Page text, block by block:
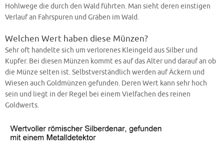
Hohlwege die durch den Wald führten. Man sieht deren einstigen
Verlauf an Fahrspuren und Gräben im Wald.
Welchen Wert haben diese Münzen?
Sehr oft handelte sich um verlorenes Kleingeld aus Silber und
Kupfer. Bei diesen Münzen kommt es auf das Alter und darauf an ob
die Münze selten ist. Selbstverständlich werden auf Äckern und
Wiesen auch Goldmünzen gefunden. Deren Wert kann sehr hoch
sein und liegt in der Regel bei einem Vielfachen des reinen
Goldwerts.